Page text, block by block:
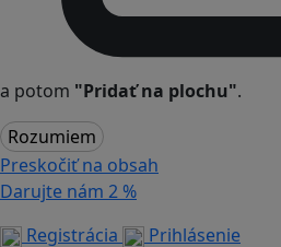
a potom "Pridať na plochu".
Rozumiem
Preskočiť na obsah
Darujte nám 2 %
Registrácia
Prihlásenie